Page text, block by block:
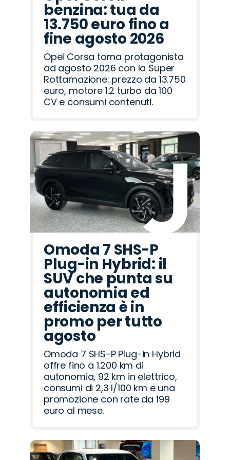
benzina: tua da
13.750 euro fino a
fine agosto 2026
Opel Corsa torna protagonista
ad agosto 2026 con la Super
Rottamazione: prezzo da 13.750
euro, motore 1.2 turbo da 100
CV e consumi contenuti.
Omoda 7 SHS-P
Plug-in Hybrid: il
SUV che punta su
autonomia ed
efficienza è in
promo per tutto
agosto
Omoda 7 SHS-P Plug-in Hybrid
offre fino a 1.200 km di
autonomia, 92 km in elettrico,
consumi di 2,3 l/100 km e una
promozione con rate da 199
euro al mese.